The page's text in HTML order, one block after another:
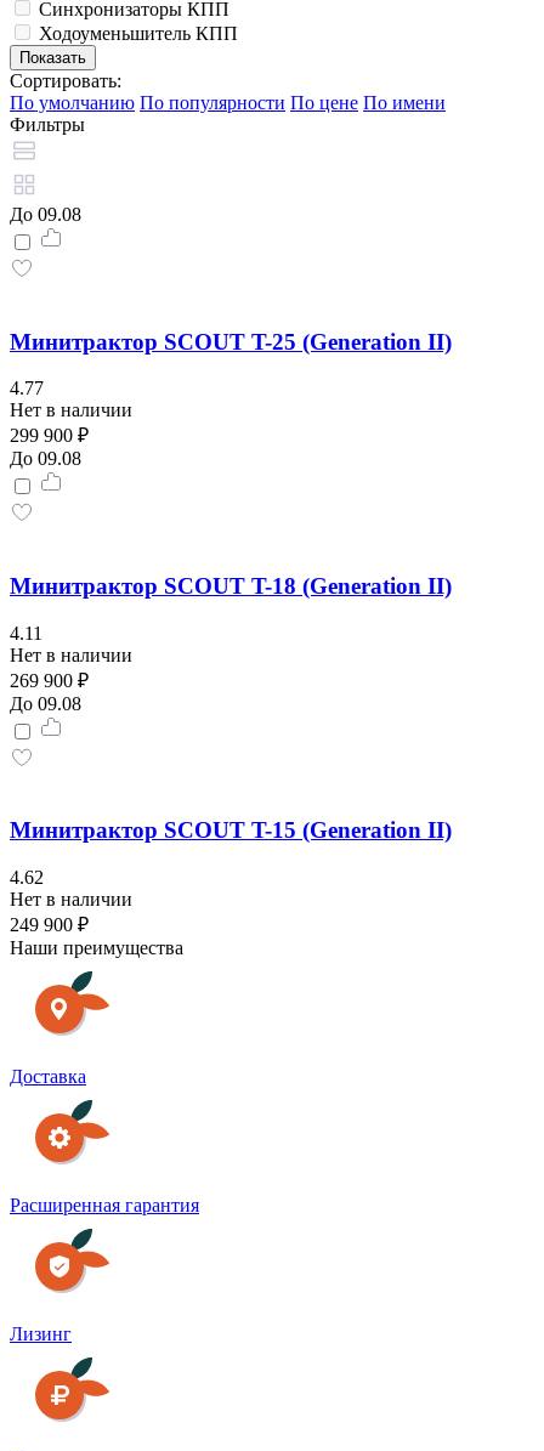
Синхронизаторы КПП
Ходоуменьшитель КПП
Сортировать:
По умолчанию По популярности По цене По имени
Фильтры
До 09.08
Минитрактор SCOUT T-25 (Generation II)
4.77
Нет в наличии
299 900 ₽
До 09.08
Минитрактор SCOUT T-18 (Generation II)
4.11
Нет в наличии
269 900 ₽
До 09.08
Минитрактор SCOUT T-15 (Generation II)
4.62
Нет в наличии
249 900 ₽
Наши преимущества
Доставка
Расширенная гарантия
Лизинг